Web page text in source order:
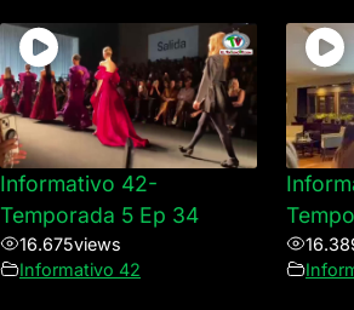
Informativo 42-
Temporada 5 Ep 34
16.675views
Informativo 42